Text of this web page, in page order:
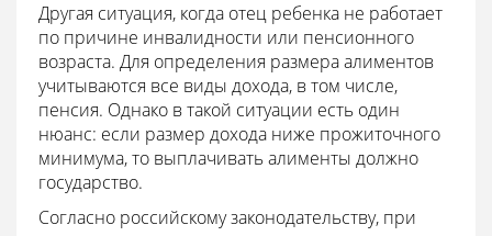
Другая ситуация, когда отец ребенка не работает
по причине инвалидности или пенсионного
возраста. Для определения размера алиментов
учитываются все виды дохода, в том числе,
пенсия. Однако в такой ситуации есть один
нюанс: если размер дохода ниже прожиточного
минимума, то выплачивать алименты должно
государство.
Согласно российскому законодательству, при